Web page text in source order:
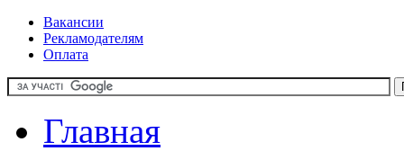
Вакансии
Рекламодателям
Оплата
Главная